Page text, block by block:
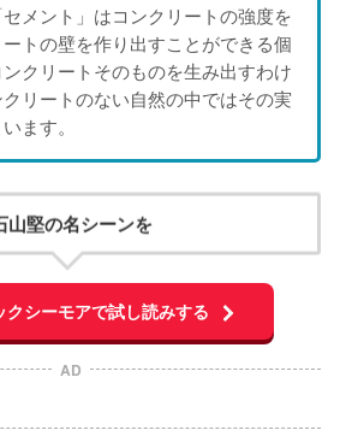
メント」はコンクリートの強度を
トの壁を作り出すことができる個
クリートそのものを生み出すわけ
リートのない自然の中ではその実
ます。
山堅の名シーンを
クシーモアで試し読みする
AD